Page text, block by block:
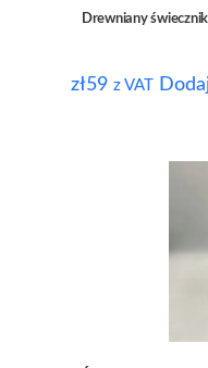
Drewniany
zł59 z VAT